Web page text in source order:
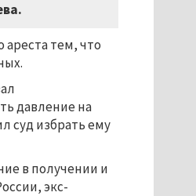
тем, что
давление на
суд избрать ему
в получении и
экс-